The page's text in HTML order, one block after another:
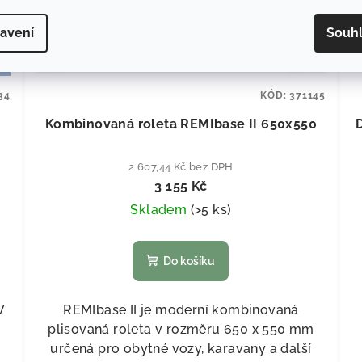
Kombinovaná roleta REMIbase II 650x550
2 607,44 Kč bez DPH
3 155 Kč
Skladem (>5 ks)
Do košíku
REMIbase II je moderní kombinovaná
plisovaná roleta v rozměru 650 x 550 mm
určená pro obytné vozy, karavany a další
KÓD:371145